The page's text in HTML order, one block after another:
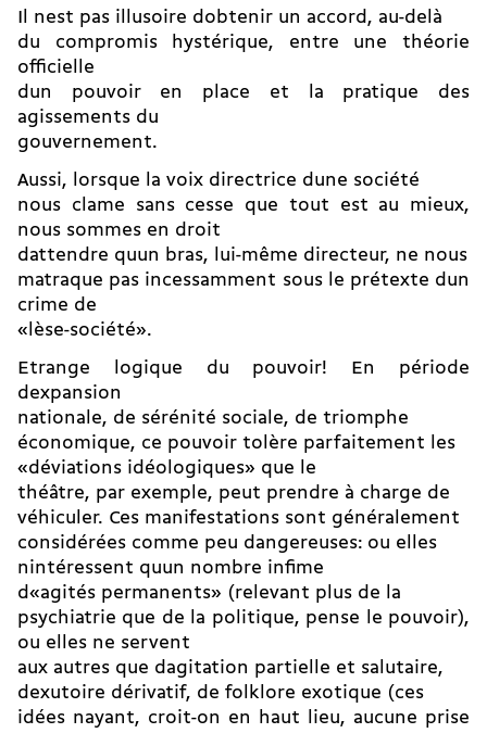
Il nest pas illusoire dobtenir un accord, au-delà
du compromis hystérique, entre une théorie
officielle
dun pouvoir en place et la pratique des
agissements du
gouvernement.
Aussi, lorsque la voix directrice dune société
nous clame sans cesse que tout est au mieux,
nous sommes en droit
dattendre quun bras, lui-même directeur, ne nous
matraque pas incessamment sous le prétexte dun
crime de
«lèse-société».
Etrange logique du pouvoir! En période
dexpansion
nationale, de sérénité sociale, de triomphe
économique, ce pouvoir tolère parfaitement les
«déviations idéologiques» que le
théâtre, par exemple, peut prendre à charge de
véhiculer. Ces manifestations sont généralement
considérées comme peu dangereuses: ou elles
nintéressent quun nombre infime
d«agités permanents» (relevant plus de la
psychiatrie que de la politique, pense le pouvoir),
ou elles ne servent
aux autres que dagitation partielle et salutaire,
dexutoire dérivatif, de folklore exotique (ces
idées nayant, croit-on en haut lieu, aucune prise